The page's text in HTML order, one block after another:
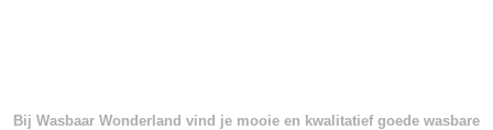
Bij Wasbaar Wonderland vind je mooie en kwalitatief goede wasbare